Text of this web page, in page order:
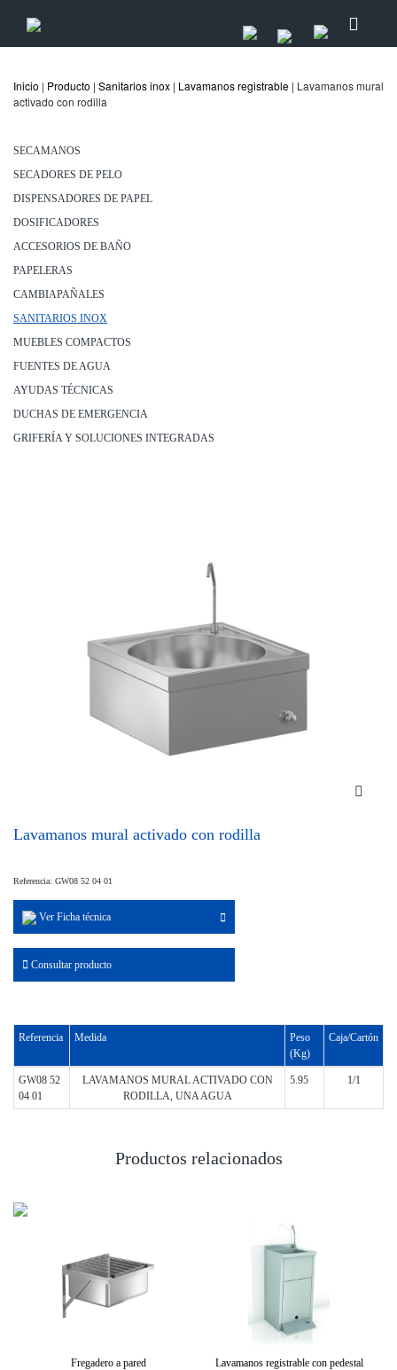
Inicio | Producto | Sanitarios inox | Lavamanos registrable | Lavamanos mural
activado con rodilla
SECAMANOS
SECADORES DE PELO
DISPENSADORES DE PAPEL
DOSIFICADORES
ACCESORIOS DE BAÑO
PAPELERAS
CAMBIAPAÑALES
SANITARIOS INOX
MUEBLES COMPACTOS
FUENTES DE AGUA
AYUDAS TÉCNICAS
DUCHAS DE EMERGENCIA
GRIFERÍA Y SOLUCIONES INTEGRADAS
Lavamanos mural activado con rodilla
Referencia: GW08 52 04 01
Ver Ficha técnica
Consultar producto
Referencia Medida
Peso
(Kg)
Caja/Cartón
GW08 52
04 01
LAVAMANOS MURAL ACTIVADO CON
RODILLA, UNA AGUA
5.95 1/1
Productos relacionados
Fregadero a pared Lavamanos registrable con pedestal